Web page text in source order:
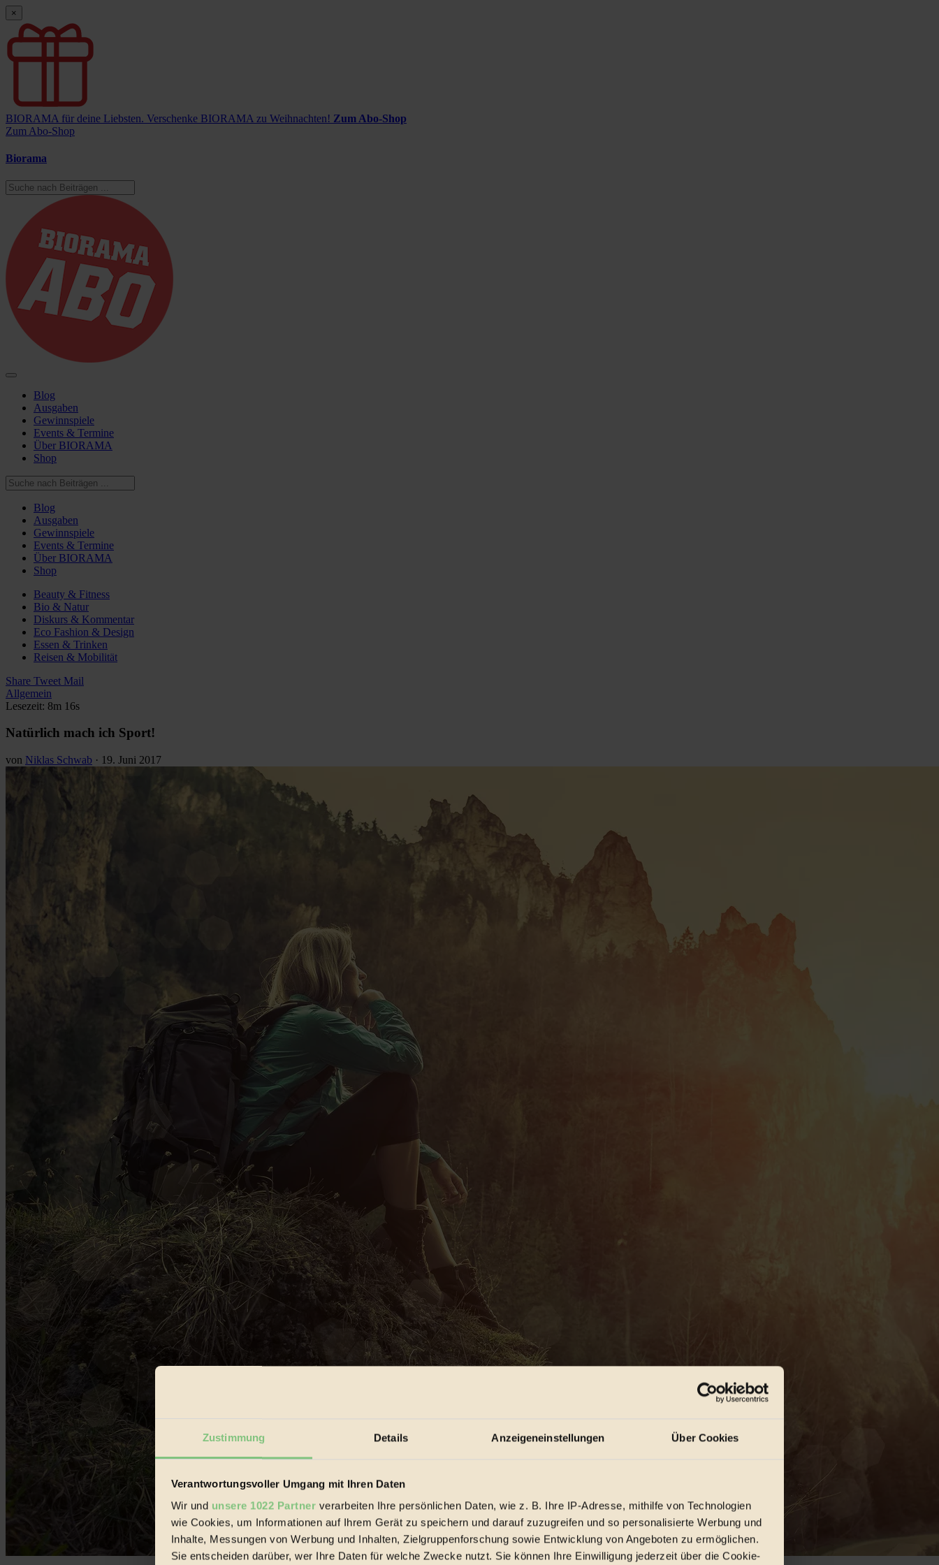
Zustimmung Details Anzeigeneinstellungen Über Cookies
Verantwortungsvoller Umgang mit Ihren Daten
Wir und unsere 1022 Partner verarbeiten Ihre persönlichen Daten, wie z. B. Ihre IP-Adresse, mithilfe von Technologien
wie Cookies, um Informationen auf Ihrem Gerät zu speichern und darauf zuzugreifen und so personalisierte Werbung und
Inhalte, Messungen von Werbung und Inhalten, Zielgruppenforschung sowie Entwicklung von Angeboten zu ermöglichen.
Sie entscheiden darüber, wer Ihre Daten für welche Zwecke nutzt. Sie können Ihre Einwilligung jederzeit über die Cookie-
×
BIORAMA für deine Liebsten. Verschenke BIORAMA zu Weihnachten! Zum Abo-Shop
Zum Abo-Shop
Biorama
Blog
Ausgaben
Gewinnspiele
Events & Termine
Über BIORAMA
Shop
Blog
Ausgaben
Gewinnspiele
Events & Termine
Über BIORAMA
Shop
Beauty & Fitness
Bio & Natur
Diskurs & Kommentar
Eco Fashion & Design
Essen & Trinken
Reisen & Mobilität
Share Tweet Mail
Allgemein
Lesezeit: 8m 16s
Natürlich mach ich Sport!
von Niklas Schwab · 19. Juni 2017